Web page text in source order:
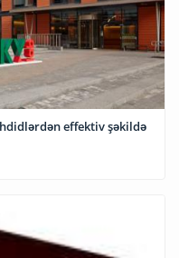
effektiv şəkildə